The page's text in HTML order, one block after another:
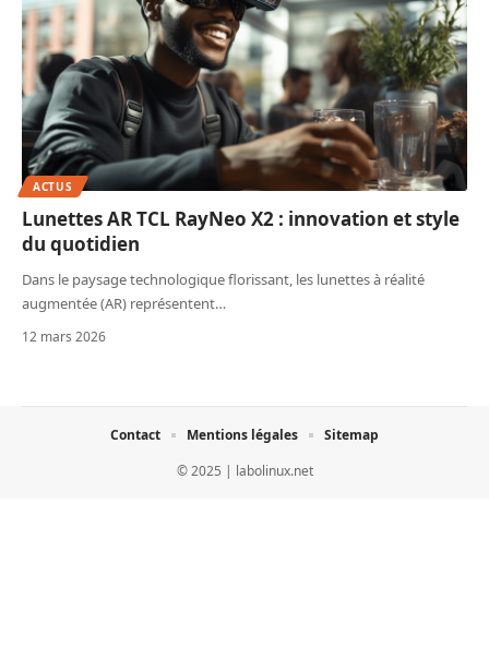
ACTUS
Lunettes AR TCL RayNeo X2 : innovation et style
du quotidien
Dans le paysage technologique florissant, les lunettes à réalité
augmentée (AR) représentent…
12 mars 2026
© 2025 | labolinux.net
Contact Mentions légales Sitemap